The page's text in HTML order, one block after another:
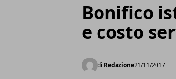
Bonifico
e costo
di Redazione21/11/2017